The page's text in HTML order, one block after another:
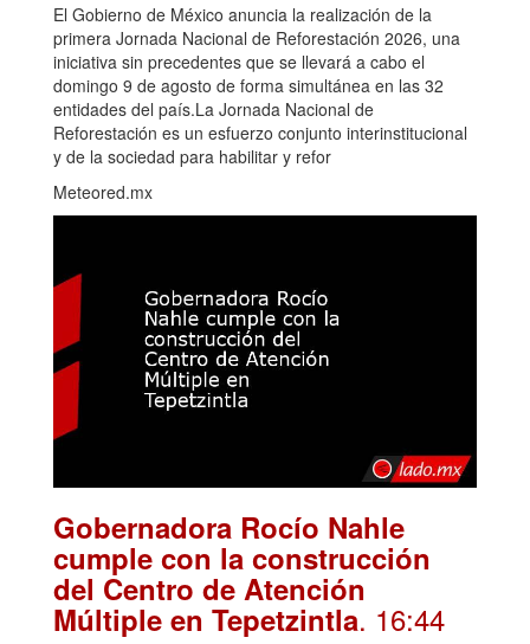
El Gobierno de México anuncia la realización de la
primera Jornada Nacional de Reforestación 2026, una
iniciativa sin precedentes que se llevará a cabo el
domingo 9 de agosto de forma simultánea en las 32
entidades del país.La Jornada Nacional de
Reforestación es un esfuerzo conjunto interinstitucional
y de la sociedad para habilitar y refor
Meteored.mx
Gobernadora Rocío Nahle
cumple con la construcción
del Centro de Atención
Múltiple en Tepetzintla. 16:44